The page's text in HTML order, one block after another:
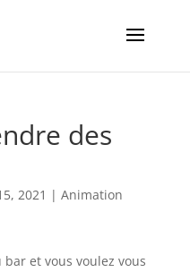
des
2021 | Animation
et vous voulez vous